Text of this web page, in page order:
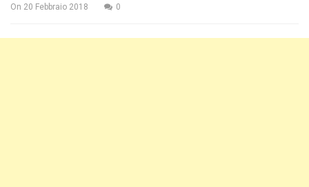
On 20 Febbraio 2018 0